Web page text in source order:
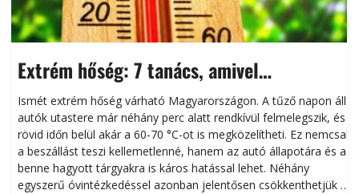
Extrém hőség: 7 tanács, amivel
megóvhatjuk autónkat a nyári károktól
Ismét extrém hőség várható Magyarországon. A tűző napon álló
autók utastere már néhány perc alatt rendkívül felmelegszik, és
rövid időn belül akár a 60-70 °C-ot is megközelítheti. Ez nemcsak
a beszállást teszi kellemetlenné, hanem az autó állapotára és a
benne hagyott tárgyakra is káros hatással lehet. Néhány
egyszerű óvintézkedéssel azonban jelentősen csökkenthetjük a